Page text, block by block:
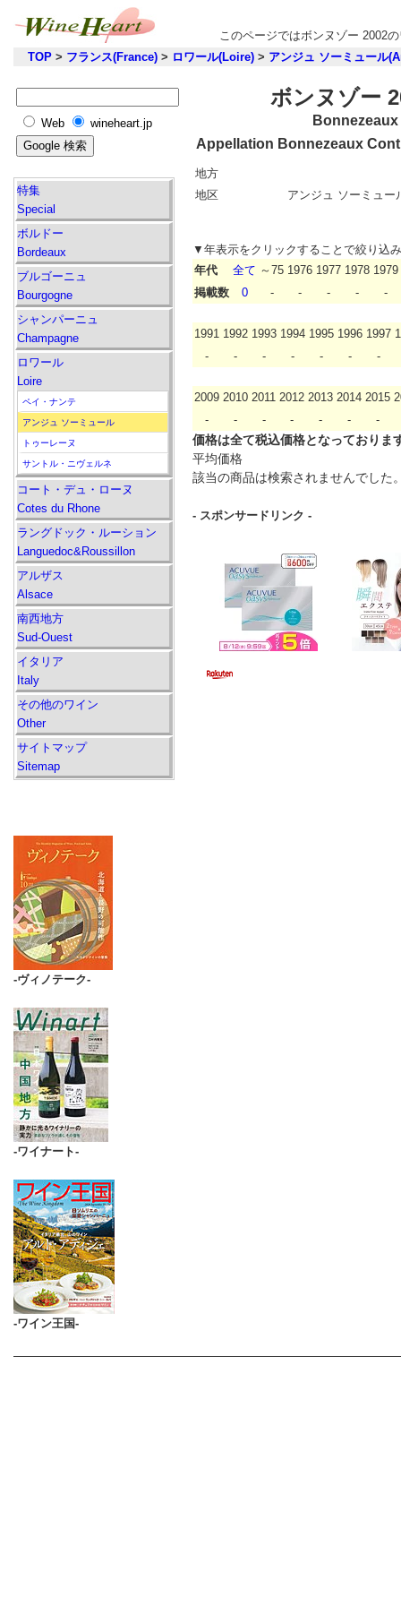
このページではボンヌゾー 2002
TOP > フランス(France) > ロワール(Loire) > アンジュ ソーミュール
ボンヌゾー
Bonnezeaux
Appellation Bonnezeaux
地方
地区
アンジュ ソーミュー
▼年表示をクリックすることで絞り込
年代
全て ～75 1976 1977 1978 1979
掲載数
0 - - - - -
1991 1992 1993 1994 1995 1996 1997
-
- - - - - -
2009 2010 2011 2012 2013 2014 2015
-
- - - - - -
価格は全て税込価格となっておりま
平均価格
該当の商品は検索されませんでした
- スポンサードリンク -
Web wineheart.jp
特集
Special
ボルドー
Bordeaux
ブルゴーニュ
Bourgogne
シャンパーニュ
Champagne
ロワール
Loire
ペイ・ナンテ
アンジュ ソーミュール
トゥーレーヌ
サントル・ニヴェルネ
コート・デュ・ローヌ
Cotes du Rhone
ラングドック・ルーション
Languedoc&Roussillon
アルザス
Alsace
南西地方
Sud-Ouest
イタリア
Italy
その他のワイン
Other
サイトマップ
Sitemap
-ヴィノテーク-
-ワイナート-
-ワイン王国-